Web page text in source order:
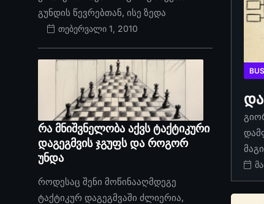
გუნდის წევრებთან, ისე ზედა
თებერვალი 1, 2010
რა მნიშვნელობა აქვს ტაქტიკური
დაგეგმვის ჯგუფს და როგორ
უნდა
როდესაც შენი მოწინააღმდეგე
ტაქტიკურ დაგეგმვაში ძლიერია,